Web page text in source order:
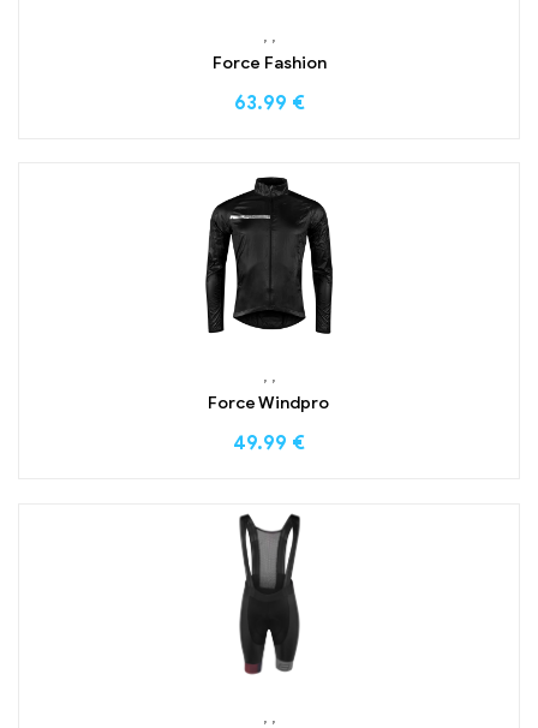
, ,
Force Fashion
63.99 €
, ,
Force Windpro
49.99 €
, ,